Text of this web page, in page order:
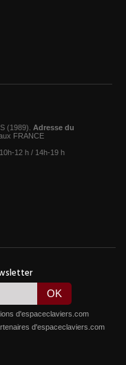
(1989). Adresse du
FRANCE
12 h / 14h-19 h
d'espaceclaviers.com
d'espaceclaviers.com